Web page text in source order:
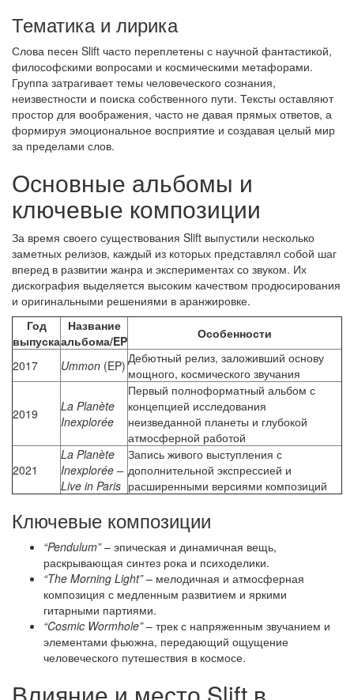
Тематика и лирика
Слова песен Slift часто переплетены с научной фантастикой,
философскими вопросами и космическими метафорами.
Группа затрагивает темы человеческого сознания,
неизвестности и поиска собственного пути. Тексты оставляют
простор для воображения, часто не давая прямых ответов, а
формируя эмоциональное восприятие и создавая целый мир
за пределами слов.
Основные альбомы и
ключевые композиции
За время своего существования Slift выпустили несколько
заметных релизов, каждый из которых представлял собой шаг
вперед в развитии жанра и экспериментах со звуком. Их
дискография выделяется высоким качеством продюсирования
и оригинальными решениями в аранжировке.
Год
выпуска
Название
альбома/EP
Особенности
2017 Ummon (EP) Дебютный релиз, заложивший основу
мощного, космического звучания
2019
La Planète
Inexplorée
Первый полноформатный альбом с
концепцией исследования
неизведанной планеты и глубокой
атмосферной работой
2021
La Planète
Inexplorée –
Live in Paris
Запись живого выступления с
дополнительной экспрессией и
расширенными версиями композиций
Ключевые композиции
“Pendulum”– эпическая и динамичная вещь,
раскрывающая синтез рока и психоделики.
“The Morning Light”– мелодичная и атмосферная
композиция с медленным развитием и яркими
гитарными партиями.
“Cosmic Wormhole”– трек с напряженным звучанием и
элементами фьюжна, передающий ощущение
человеческого путешествия в космосе.